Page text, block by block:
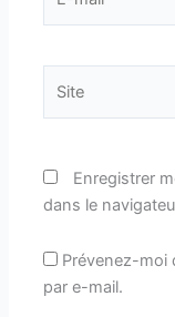
mail*
Enregistrer
dans le
Prévenez-moi
par e-mail.